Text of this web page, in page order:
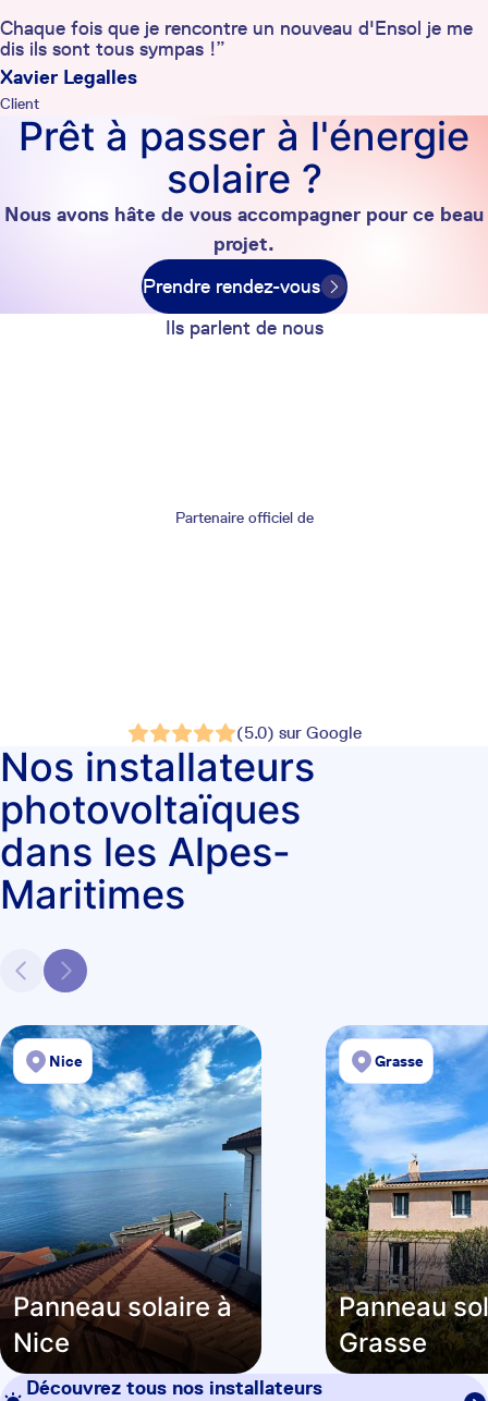
Chaque fois que je rencontre un nouveau d'Ensol je me
dis ils sont tous sympas !”
Xavier Legalles
Client
Prêt à passer à l'énergie
solaire ?
Nous avons hâte de vous accompagner pour ce beau
projet.
Prendre rendez-vous
Ils parlent de nous
Partenaire officiel de
(5.0) sur Google
Nos installateurs
photovoltaïques
dans les Alpes-
Maritimes
Nice
Panneau solaire à
Nice
Grasse
Panneau
Grasse
Découvrez tous nos installateurs